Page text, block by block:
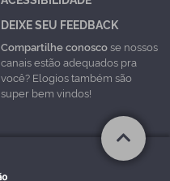
DEIXE SEU FEEDBACK
Compartilhe conoscose nossos
canais estão adequados pra
você? Elogios também são
super bem vindos!